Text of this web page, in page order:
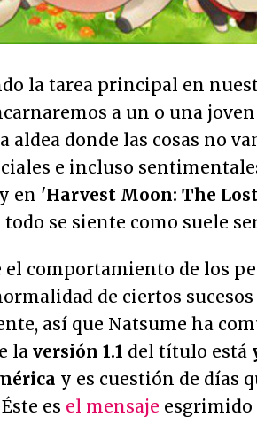
la tarea principal en
a un o una
aldea donde las cosas no
e incluso
en 'Harvest Moon: The
se siente como suele
el comportamiento de los
de ciertos
así que Natsume ha
la versión 1.1 del título está
y es cuestión de días
es el mensaje esgrimido